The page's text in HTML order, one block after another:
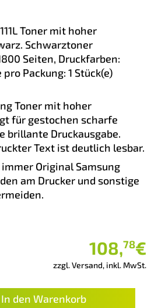
Toner mit hoher
Schwarztoner
Seiten, Druckfarben:
Packung: 1 Stück(e)
Toner mit hoher
für gestochen scharfe
brillante Druckausgabe.
Text ist deutlich lesbar.
Original Samsung
am Drucker und sonstige
108,78€
zzgl. Versand, inkl. MwSt.
In den Warenkorb